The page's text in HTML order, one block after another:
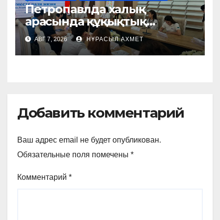
Петропавлда халық
арасында құқықтық
мәдениетті
қалыптастыруға арналған
шара өтті
АВГ 7, 2026 НҰРАСЫЛ АХМЕТ
Добавить комментарий
Ваш адрес email не будет опубликован.
Обязательные поля помечены *
Комментарий *